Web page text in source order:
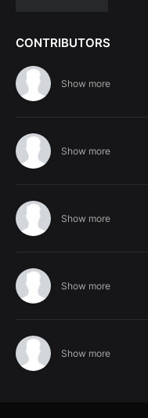
CONTRIBUTORS
Show more
Show more
Show more
Show more
Show more